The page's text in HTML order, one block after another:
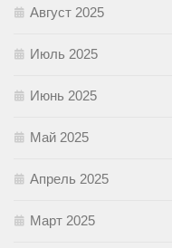
Август 2025
Июль 2025
Июнь 2025
Май 2025
Апрель 2025
Март 2025